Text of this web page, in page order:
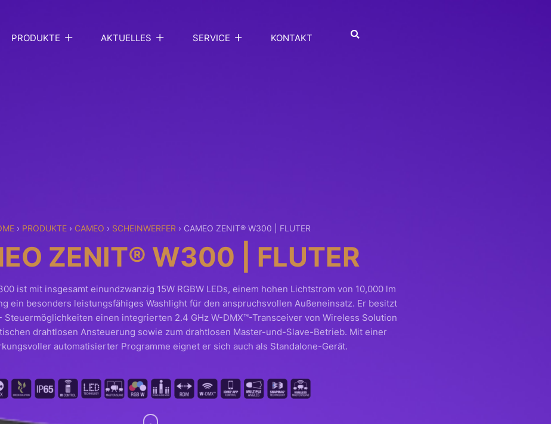
PRODUKTE AKTUELLES SERVICE KONTAKT
› PRODUKTE › CAMEO › SCHEINWERFER › CAMEO ZENIT® W300 | FLUTER
ZENIT® W300 | FLUTER
ist mit insgesamt einundzwanzig 15W RGBW LEDs, einem hohen Lichtstrom von 10,000 lm
ein besonders leistungsfähiges Washlight für den anspruchsvollen Außeneinsatz. Er besitzt
Steuermöglichkeiten einen integrierten 2.4 GHz W-DMX™-Transceiver von Wireless Solution
drahtlosen Ansteuerung sowie zum drahtlosen Master-und-Slave-Betrieb. Mit einer
automatisierter Programme eignet er sich auch als Standalone-Gerät.